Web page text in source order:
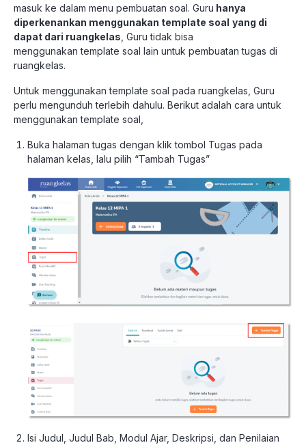
masuk ke dalam menu pembuatan soal. Guru hanya
diperkenankan menggunakan template soal yang di
dapat dari ruangkelas Guru tidak bisa
menggunakantemplate soal lain untuk pembuatan tugas di
ruangkelas.
Untuk menggunakantemplate soal pada ruangkelas, Guru
perlu mengunduh terlebih dahulu. Berikut adalah cara untuk
menggunakantemplate soal,
Buka halaman tugas dengan klik tombol Tugas pada
halaman kelas, lalu pilih “Tambah Tugas”
Isi Judul, Judul Bab, Modul Ajar, Deskripsi, dan Penilaian